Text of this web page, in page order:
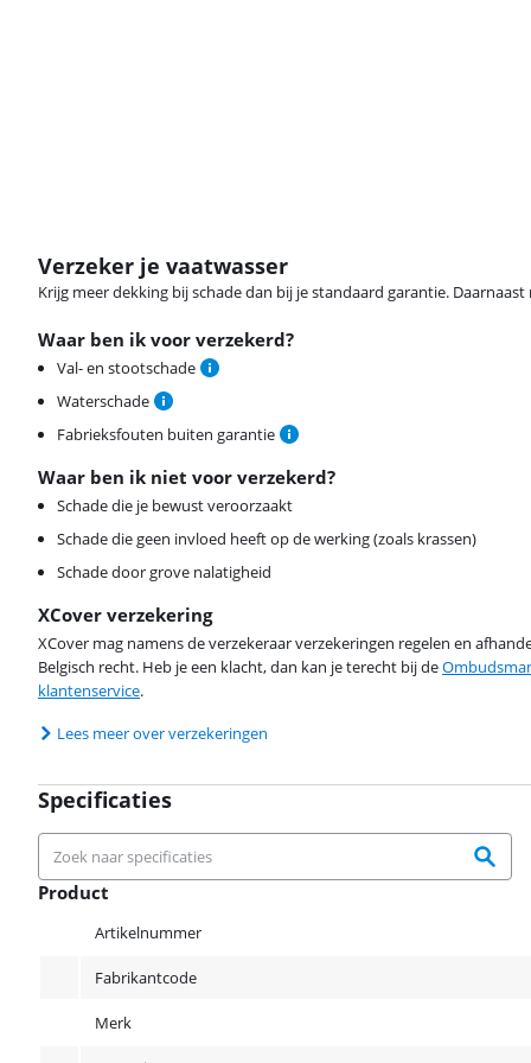
Verzeker je vaatwasser
Krijg meer dekking bij schade dan bij je standaard garantie.
Waar ben ik voor verzekerd?
Val- en stootschade
Waterschade
Fabrieksfouten buiten garantie
Waar ben ik niet voor verzekerd?
Schade die je bewust veroorzaakt
Schade die geen invloed heeft op de werking (zoals krassen)
Schade door grove nalatigheid
XCover verzekering
XCover mag namens de verzekeraar verzekeringen regelen en
Belgisch recht. Heb je een klacht, dan kan je terecht bij de
klantenservice.
Lees meer over verzekeringen
Specificaties
Product
Artikelnummer
Fabrikantcode
Merk